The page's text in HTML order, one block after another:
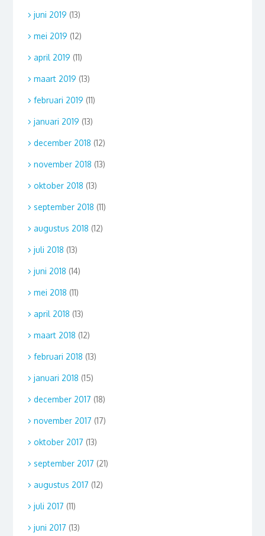
juni 2019 (13)
mei 2019 (12)
april 2019 (11)
maart 2019 (13)
februari 2019 (11)
januari 2019 (13)
december 2018 (12)
november 2018 (13)
oktober 2018 (13)
september 2018 (11)
augustus 2018 (12)
juli 2018 (13)
juni 2018 (14)
mei 2018 (11)
april 2018 (13)
maart 2018 (12)
februari 2018 (13)
januari 2018 (15)
december 2017 (18)
november 2017 (17)
oktober 2017 (13)
september 2017 (21)
augustus 2017 (12)
juli 2017 (11)
juni 2017 (13)